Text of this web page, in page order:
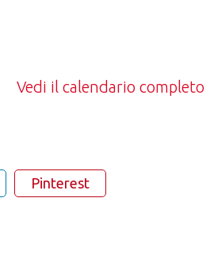
Vedi il calendario completo
Pinterest